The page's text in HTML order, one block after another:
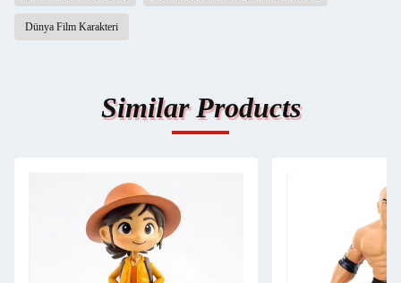
Dünya Film Karakteri
Similar Products